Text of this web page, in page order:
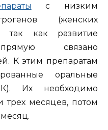
с низким
(женских
так как развитие
связано
К этим препаратам
оральные
Их необходимо
трех месяцев, потом